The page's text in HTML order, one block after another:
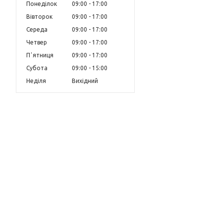
Понеділок 09:00
17:00
Вівторок
09:00
17:00
Середа
09:00
17:00
Четвер
09:00
17:00
Пʼятниця
09:00
17:00
Субота
09:00
15:00
Неділя
Вихідний